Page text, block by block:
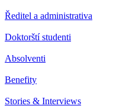
Ředitel a administrativa
Doktorští studenti
Absolventi
Benefity
Stories & Interviews